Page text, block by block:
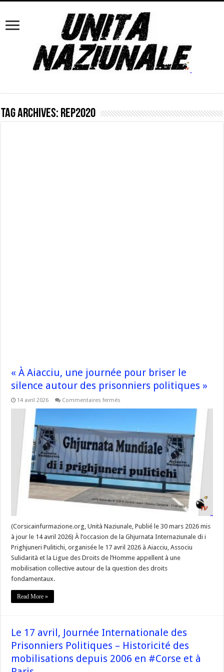
Tag Archives: rep2020
« À Aiacciu, une journée pour briser le
silence autour des prisonniers politiques »
14 avril 2026 Commentaires fermés
pour
briser
le
silence
des
prisonniers
politiques »
(Corsicainfurmazione.org, Unità Naziunale, Publié le 30 mars 2026 mis
à jour le 14 avril 2026) À l’occasion de la Ghjurnata Internaziunale di i
Prighjuneri Pulitichi, organisée le 17 avril 2026 à Aiacciu, Associu
Sulidarità et la Ligue des Droits de l’Homme appellent à une
mobilisation collective autour de la question des droits
fondamentaux.
Read More »
Le 17 avril, Journée Internationale des
Prisonniers Politiques – Historicité des
mobilisations depuis 2006 en #Corse et à